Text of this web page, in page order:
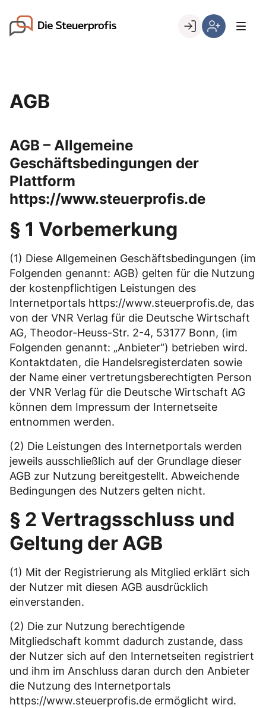
content
Go to landing page.
AGB
AGB – Allgemeine
Geschäftsbedingungen der
Plattform
https://www.steuerprofis.de
§ 1 Vorbemerkung
(1) Diese Allgemeinen Geschäftsbedingungen (im
Folgenden genannt: AGB) gelten für die Nutzung
der kostenpflichtigen Leistungen des
Internetportals https://www.steuerprofis.de, das
von der VNR Verlag für die Deutsche Wirtschaft
AG, Theodor-Heuss-Str. 2-4, 53177 Bonn, (im
Folgenden genannt: „Anbieter“) betrieben wird.
Kontaktdaten, die Handelsregisterdaten sowie
der Name einer vertretungsberechtigten Person
der VNR Verlag für die Deutsche Wirtschaft AG
können dem Impressum der Internetseite
entnommen werden.
(2) Die Leistungen des Internetportals werden
jeweils ausschließlich auf der Grundlage dieser
AGB zur Nutzung bereitgestellt. Abweichende
Bedingungen des Nutzers gelten nicht.
§ 2 Vertragsschluss und
Geltung der AGB
(1) Mit der Registrierung als Mitglied erklärt sich
der Nutzer mit diesen AGB ausdrücklich
einverstanden.
(2) Die zur Nutzung berechtigende
Mitgliedschaft kommt dadurch zustande, dass
der Nutzer sich auf den Internetseiten registriert
und ihm im Anschluss daran durch den Anbieter
die Nutzung des Internetportals
https://www.steuerprofis.de ermöglicht wird.